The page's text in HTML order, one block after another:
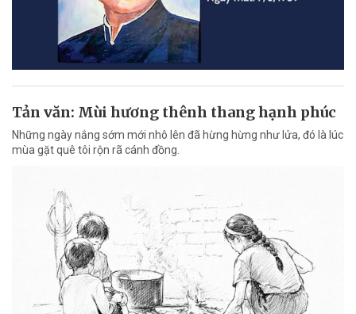
Tản văn: Mùi hương thênh thang hạnh phúc
Những ngày nắng sớm mới nhô lên đã hừng hừng như lửa, đó là lúc
mùa gặt quê tôi rộn rã cánh đồng.